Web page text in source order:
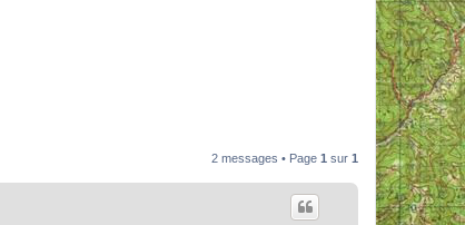
2 messages • Page 1 sur 1